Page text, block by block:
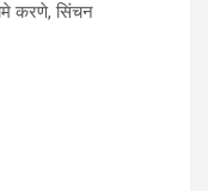
करणे, सिंचन